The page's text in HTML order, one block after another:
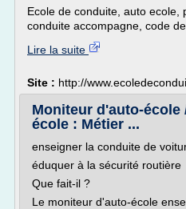
Ecole de conduite, auto ecole,
conduite accompagne, code de
Lire la suite
Site : http://
Moniteur d'auto-
école : Métier ...
enseigner la conduite de
éduquer à la sécurité routière
Que fait-il ?
Le moniteur d'auto-école